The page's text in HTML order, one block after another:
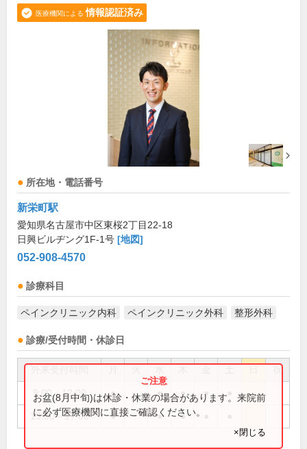
医療機関による 情報認証済み
所在地・電話番号
新栄町駅
愛知県名古屋市中区東桜2丁目22-18
日興ビルヂング1F-1号 [地図]
052-908-4570
診療科目
ペインクリニック内科 ペインクリニック外科 整形外科
診療/受付時間・休診日
祝
9:00～12:00 ● ● ● ●
13:00～17:00 ● ● ●
お盆(8月中旬)は休診・休業の場合があります。来院前
に必ず医療機関に直接ご確認ください。
×閉じる